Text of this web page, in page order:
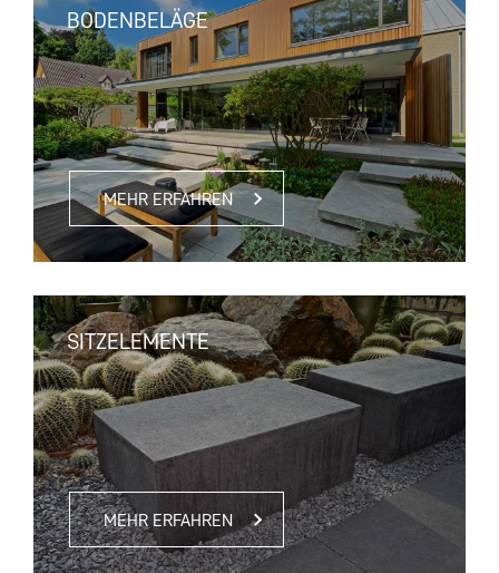
BODENBELÄGE
MEHR ERFAHREN
SITZELEMENTE
MEHR ERFAHREN